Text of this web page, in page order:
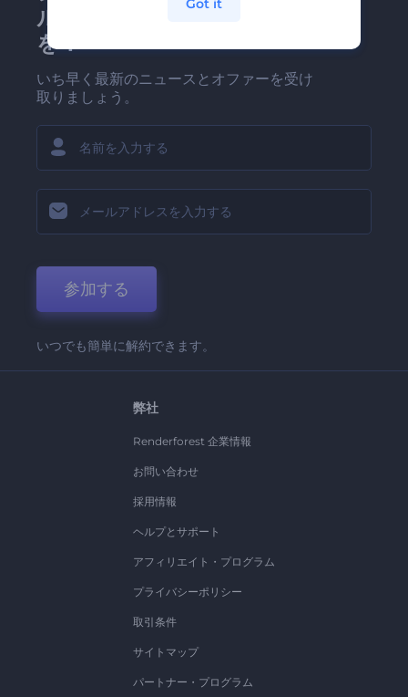
ルマガジンにどうかご登録
を！
いち早く最新のニュースとオファーを受け
取りましょう。
参加する
いつでも簡単に解約できます。
弊社
Renderforest 企業情報
お問い合わせ
採用情報
ヘルプとサポート
アフィリエイト・プログラム
プライバシーポリシー
取引条件
サイトマップ
パートナー・プログラム
Got it